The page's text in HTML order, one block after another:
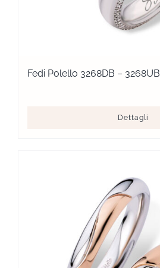
Fedi Polello 3268DB – 3268UB
Dettagli